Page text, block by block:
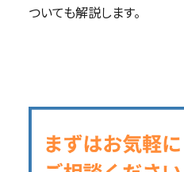
ついても解説します。